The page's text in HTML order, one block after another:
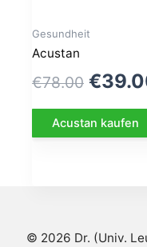
Gesundheit
Acustan
€78.00 Le
prix
initial
€
Acustan kaufen
© 2026 Dr. (Univ.